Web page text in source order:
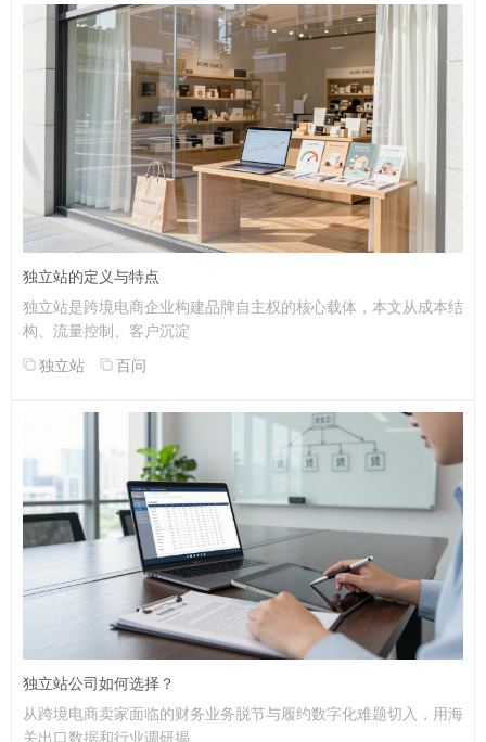
独立站的定义与特点
独立站是跨境电商企业构建品牌自主权的核心载体，本文从成本结
构、流量控制、客户沉淀
独立站
百问
独立站公司如何选择？
从跨境电商卖家面临的财务业务脱节与履约数字化难题切入，用海
关出口数据和行业调研揭